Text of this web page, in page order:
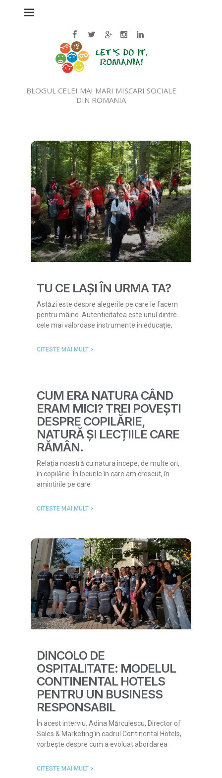
BLOGUL CELEI MAI MARI MISCARI SOCIALE
DIN ROMANIA
TU CE LAȘI ÎN URMA TA?
Astăzi este despre alegerile pe care le facem
pentru mâine. Autenticitatea este unul dintre
cele mai valoroase instrumente în educație,
CITESTE MAI MULT >
CUM ERA NATURA CÂND
ERAM MICI? TREI POVEȘTI
DESPRE COPILĂRIE,
NATURĂ ȘI LECȚIILE CARE
RĂMÂN.
Relația noastră cu natura începe, de multe ori,
în copilărie. În locurile în care am crescut, în
amintirile pe care
CITESTE MAI MULT >
DINCOLO DE
OSPITALITATE: MODELUL
CONTINENTAL HOTELS
PENTRU UN BUSINESS
RESPONSABIL
În acest interviu, Adina Mărculescu, Director of
Sales & Marketing în cadrul Continental Hotels,
vorbește despre cum a evoluat abordarea
CITESTE MAI MULT >